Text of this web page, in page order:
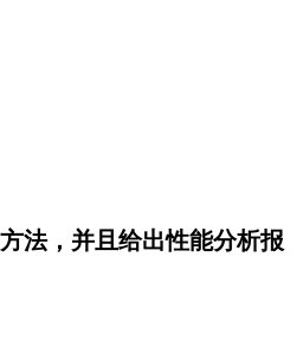
法，并且给出性能分析报